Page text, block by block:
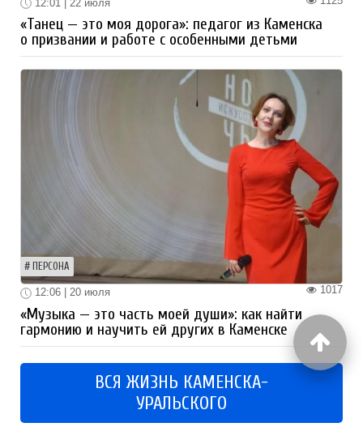
12:01 | 22 июля
«Танец — это моя дорога»: педагог из Каменска
о призвании и работе с особенными детьми
ПЕРСОНА
1017
12:06 | 20 июля
«Музыка — это часть моей души»: как найти
гармонию и научить ей других в Каменске
ВСЯ ЖИЗНЬ КАМЕНСКА-
УРАЛЬСКОГО